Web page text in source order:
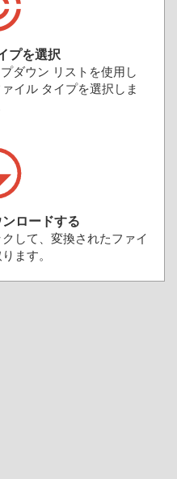
プを選択
ダウン リストを使用し
イル タイプを選択しま
ロードする
して、変換されたファイ
ます。